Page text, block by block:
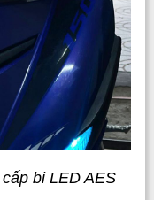
bi LED AES